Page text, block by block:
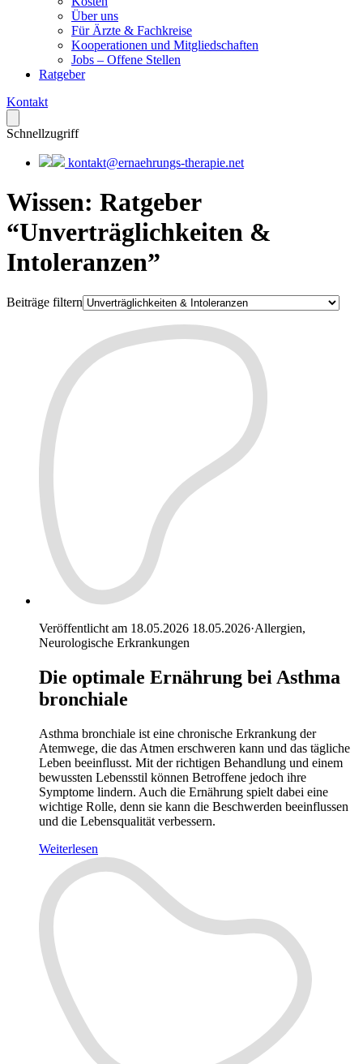
Über uns
Für Ärzte & Fachkreise
Kooperationen und Mitgliedschaften
Jobs – Offene Stellen
Ratgeber
Kontakt
Schnellzugriff
kontakt@ernaehrungs-therapie.net
Wissen: Ratgeber
“Unverträglichkeiten &
Intoleranzen”
Beiträge filtern
Veröffentlicht am 18.05.2026 18.05.2026·Allergien,
Neurologische Erkrankungen
Die optimale Ernährung bei Asthma
bronchiale
Asthma bronchiale ist eine chronische Erkrankung der
Atemwege, die das Atmen erschweren kann und das tägliche
Leben beeinflusst. Mit der richtigen Behandlung und einem
bewussten Lebensstil können Betroffene jedoch ihre
Symptome lindern. Auch die Ernährung spielt dabei eine
wichtige Rolle, denn sie kann die Beschwerden beeinflussen
und die Lebensqualität verbessern.
Weiterlesen